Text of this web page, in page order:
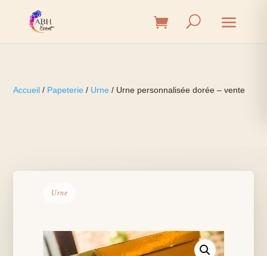
Accueil / Papeterie / Urne / Urne personnalisée dorée – vente
Urne